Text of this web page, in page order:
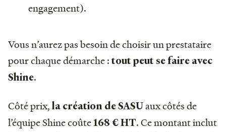
engagement).
Vous n’aurez pas besoin de choisir un prestataire
pour chaque démarche : tout peut se faire avec
Shine.
Côté prix, la création de SASUaux côtés de
l’équipe Shine coûte168 € HT. Ce montant inclut